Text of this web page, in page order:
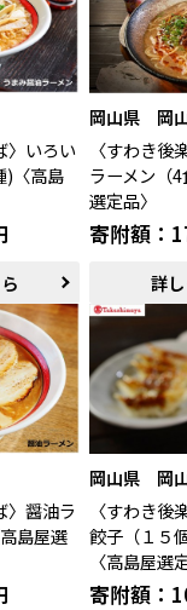
）鳥羽市（三重県）
）明和町（三重県）
）高島市（滋賀県）
県）
京都市（京都府）
府）大阪市（大阪府）
府）岸和田市（大阪
堺市（大阪府）
豊岡市（兵庫県）
香美町（兵庫県）
中国エリア
）倉吉市（鳥取県）
）琴浦町（鳥取県）
県）大山町（鳥取県）
）伯耆町（鳥取県）
）
日野町（鳥取県）
）
松江市（島根県）
）安来市（島根県）
）倉敷市（岡山県）
瀬戸内市（岡山県）
〉いろい
)〈高島
岡山県 岡
〈すわき後
ラーメン（
選定品〉
寄附額：
詳
〉醤油ラ
島屋選
岡山県 岡
〈すわき後
餃子（１５
〈高島屋選
寄附額：